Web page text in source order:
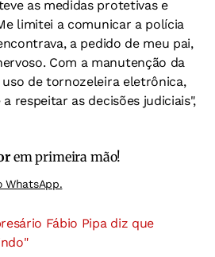
as medidas protetivas e
limitei a comunicar a polícia
a pedido de meu pai,
Com a manutenção da
de tornozeleira eletrônica,
respeitar as decisões judiciais",
em primeira mão!
WhatsApp.
Fábio Pipa diz que